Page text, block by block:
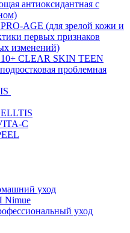
антиоксидантная с
AGE (для зрелой кожи и
первых признаков
изменений)
CLEAR SKIN TEEN
проблемная
C
уход
уход